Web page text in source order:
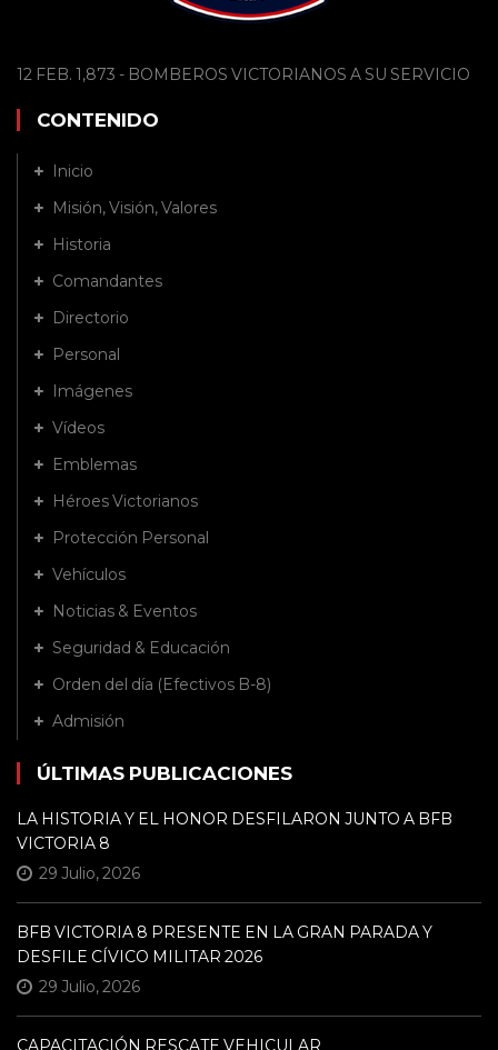
12 FEB. 1,873 - BOMBEROS VICTORIANOS A SU SERVICIO
CONTENIDO
Inicio
Misión, Visión, Valores
Historia
Comandantes
Directorio
Personal
Imágenes
Vídeos
Emblemas
Héroes Victorianos
Protección Personal
Vehículos
Noticias & Eventos
Seguridad & Educación
Orden del día (Efectivos B-8)
Admisión
ÚLTIMAS PUBLICACIONES
LA HISTORIA Y EL HONOR DESFILARON JUNTO A BFB
VICTORIA 8
29 Julio, 2026
BFB VICTORIA 8 PRESENTE EN LA GRAN PARADA Y
DESFILE CÍVICO MILITAR 2026
29 Julio, 2026
CAPACITACIÓN RESCATE VEHICULAR